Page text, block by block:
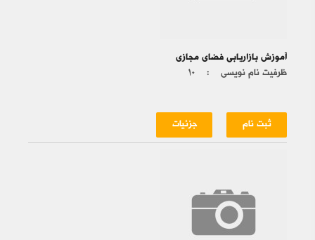
آموزش بازاریابی فضای مجازی
ظرفیت نام نویسی : ۱۰
ثبت نام جزئیات